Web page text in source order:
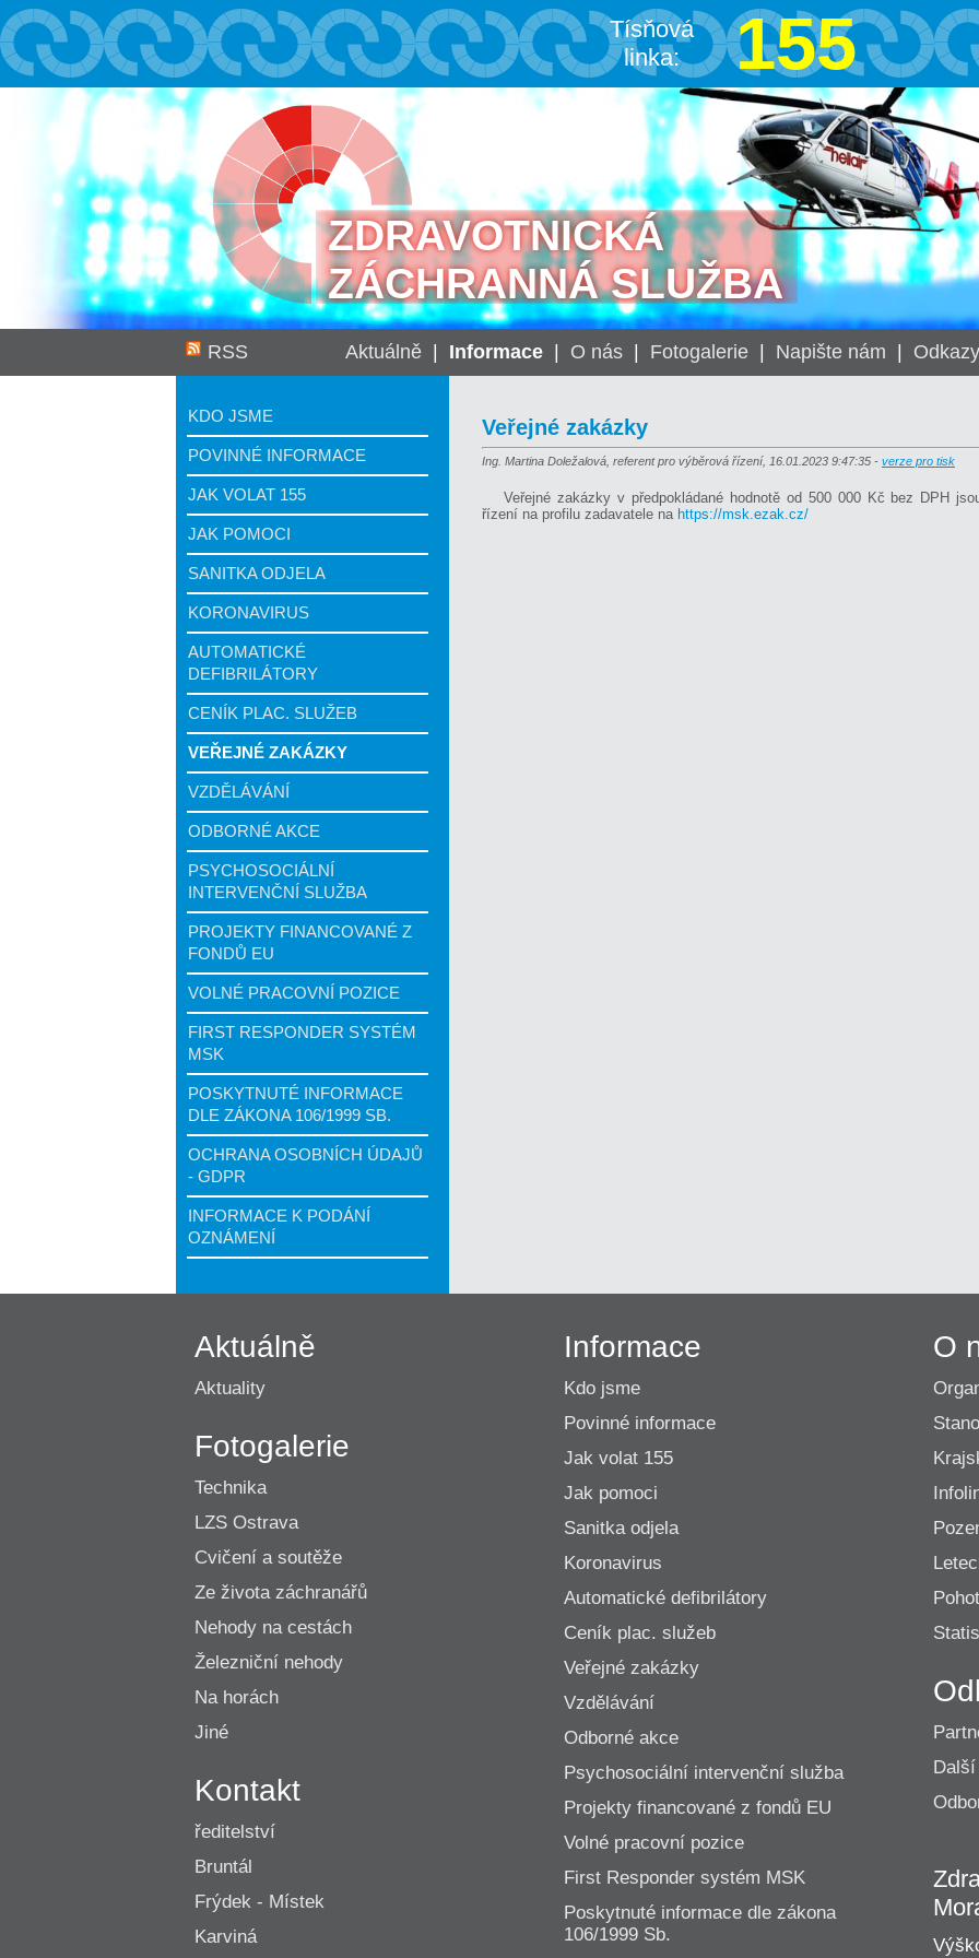
Tísňová
linka:
155
ZDRAVOTNICKÁ
ZÁCHRANNÁ SLUŽBA
RSS Aktuálně Informace O nás Fotogalerie Napište nám Odkazy
KDO JSME
POVINNÉ INFORMACE
JAK VOLAT 155
JAK POMOCI
SANITKA ODJELA
KORONAVIRUS
AUTOMATICKÉ
DEFIBRILÁTORY
CENÍK PLAC. SLUŽEB
VEŘEJNÉ ZAKÁZKY
VZDĚLÁVÁNÍ
ODBORNÉ AKCE
PSYCHOSOCIÁLNÍ
INTERVENČNÍ SLUŽBA
PROJEKTY FINANCOVANÉ Z
FONDŮ EU
VOLNÉ PRACOVNÍ POZICE
FIRST RESPONDER SYSTÉM
MSK
POSKYTNUTÉ INFORMACE
DLE ZÁKONA 106/1999 SB.
OCHRANA OSOBNÍCH ÚDAJŮ
- GDPR
INFORMACE K PODÁNÍ
OZNÁMENÍ
Veřejné zakázky
Ing. Martina Doležalová, referent pro výběrová řízení, 16.01.2023 9:47:35 - verze pro tisk
Veřejné zakázky v předpokládané hodnotě od 500 000 Kč bez DPH
řízení na profilu zadavatele na https://msk.ezak.cz/
Aktuálně
Aktuality
Fotogalerie
Technika
LZS Ostrava
Cvičení a soutěže
Ze života záchranářů
Nehody na cestách
Železniční nehody
Na horách
Jiné
Kontakt
ředitelství
Bruntál
Frýdek - Místek
Karviná
Informace
Kdo jsme
Povinné informace
Jak volat 155
Jak pomoci
Sanitka odjela
Koronavirus
Automatické defibrilátory
Ceník plac. služeb
Veřejné zakázky
Vzdělávání
Odborné akce
Psychosociální intervenční služba
Projekty financované z fondů EU
Volné pracovní pozice
First Responder systém MSK
Poskytnuté informace dle zákona
106/1999 Sb.
O